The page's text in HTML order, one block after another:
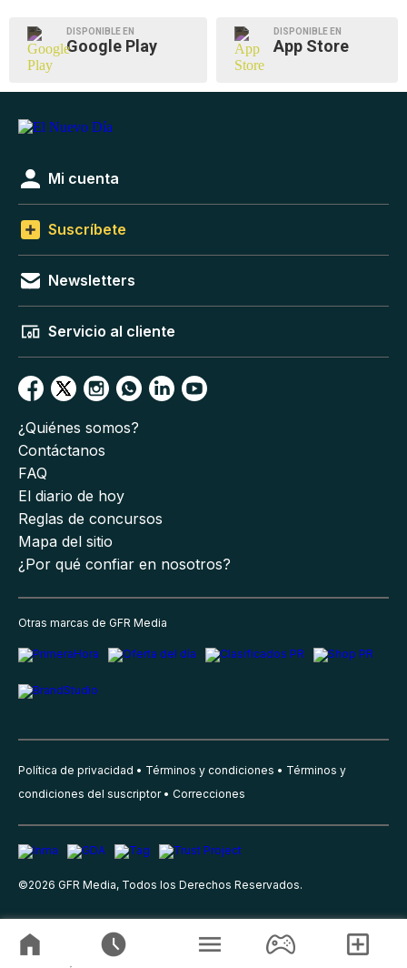
DISPONIBLE EN
Google Play
DISPONIBLE EN
App Store
Mi cuenta
Suscríbete
Newsletters
Servicio al cliente
¿Quiénes somos?
Contáctanos
FAQ
El diario de hoy
Reglas de concursos
Mapa del sitio
¿Por qué confiar en nosotros?
Otras marcas de GFR Media
Política de privacidad Términos y condiciones
Términos y
condiciones del suscriptor
Correcciones
©2026 GFR Media, Todos los Derechos Reservados.